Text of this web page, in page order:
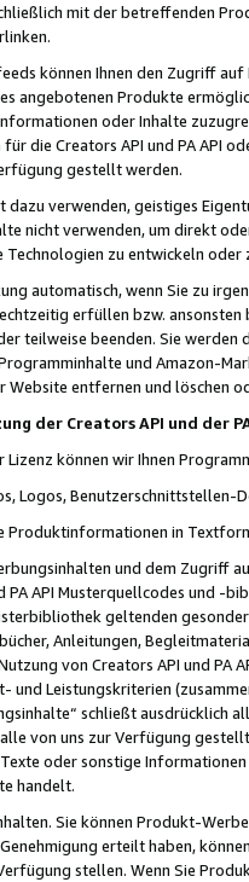
mit der betreffenden
können Ihnen den Zugriff
angebotenen Produkte
oder Inhalte
die Creators API und PA API
gestellt werden.
verwenden, geistiges
nicht verwenden, um direkt
zu entwickeln
automatisch, wenn Sie zu
erfüllen bzw. ansonsten
teilweise beenden. Sie werden
und Amazon-
Website entfernen und löschen
der Creators API und der
Lizenz können wir Ihnen
Logos, Benutzerschnittstellen-
Produktinformationen in
und dem Zugriff
PA API Musterquellcodes und
geltenden
Anleitungen,
von Creators API und PA
und Leistungskriterien
schließt ausdrücklich
von uns zur Verfügung
oder sonstige
handelt.
Sie können Produkt-
erteilt haben,
stellen. Wenn Sie